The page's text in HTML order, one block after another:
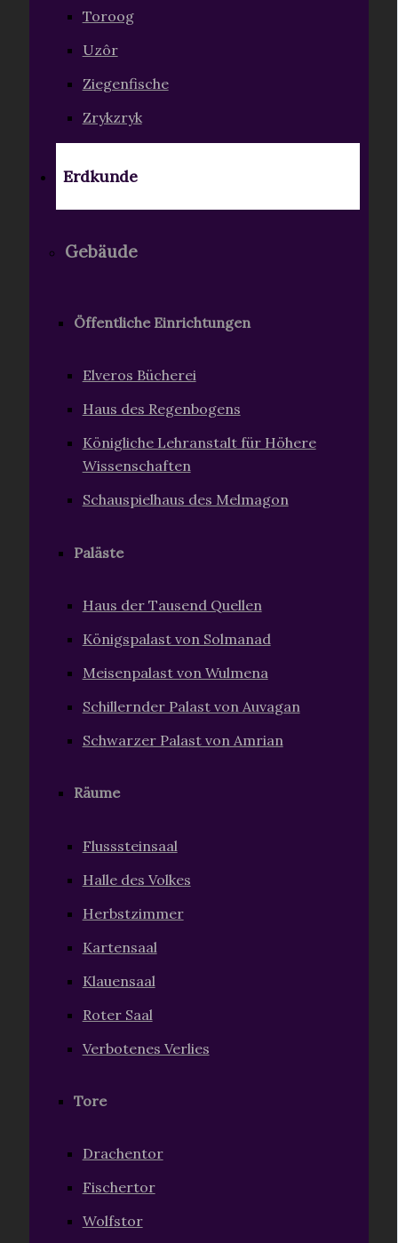
Toroog
Uzôr
Ziegenfische
Zrykzryk
Erdkunde
Gebäude
Öffentliche Einrichtungen
Elveros Bücherei
Haus des Regenbogens
Königliche Lehranstalt für Höhere
Wissenschaften
Schauspielhaus des Melmagon
Paläste
Haus der Tausend Quellen
Königspalast von Solmanad
Meisenpalast von Wulmena
Schillernder Palast von Auvagan
Schwarzer Palast von Amrian
Räume
Flusssteinsaal
Halle des Volkes
Herbstzimmer
Kartensaal
Klauensaal
Roter Saal
Verbotenes Verlies
Tore
Drachentor
Fischertor
Wolfstor